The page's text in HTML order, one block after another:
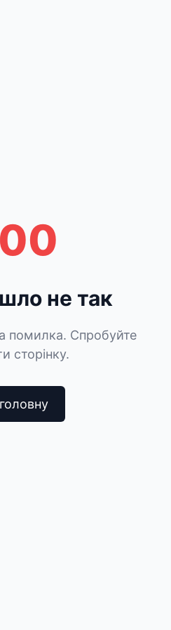
не так
помилка. Спробуйте
сторінку.